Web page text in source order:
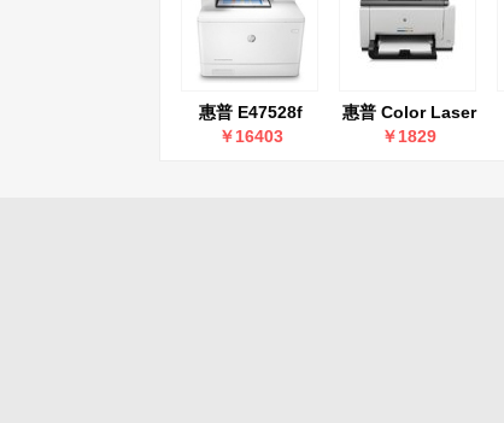
惠普 E47528f
￥16403
惠普 Color Laser
Printer CP1025
￥1829